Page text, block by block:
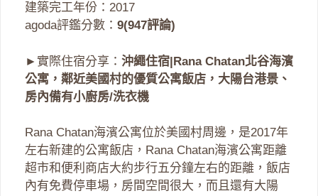
建築完工年份：2017
agoda評鑑分數： 9(947評論)
►實際住宿分享： 沖繩住宿|Rana Chatan北谷海濱
公寓，鄰近美國村的優質公寓飯店，大陽台港景、
房內備有小廚房/洗衣機
Rana Chatan海濱公寓位於美國村周邊，是2017年
左右新建的公寓飯店，Rana Chatan海濱公寓距離
超市和便利商店大約步行五分鐘左右的距離，飯店
內有免費停車場，房間空間很大，而且還有大陽